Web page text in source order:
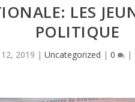
LES
POLITIQUE
2019 |Uncategorized |0 |